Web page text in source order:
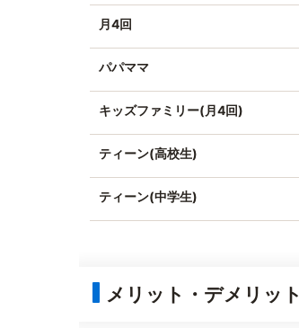
月4回
パパママ
キッズファミリー(月4回)
ティーン(高校生)
ティーン(中学生)
メリット・デメリット